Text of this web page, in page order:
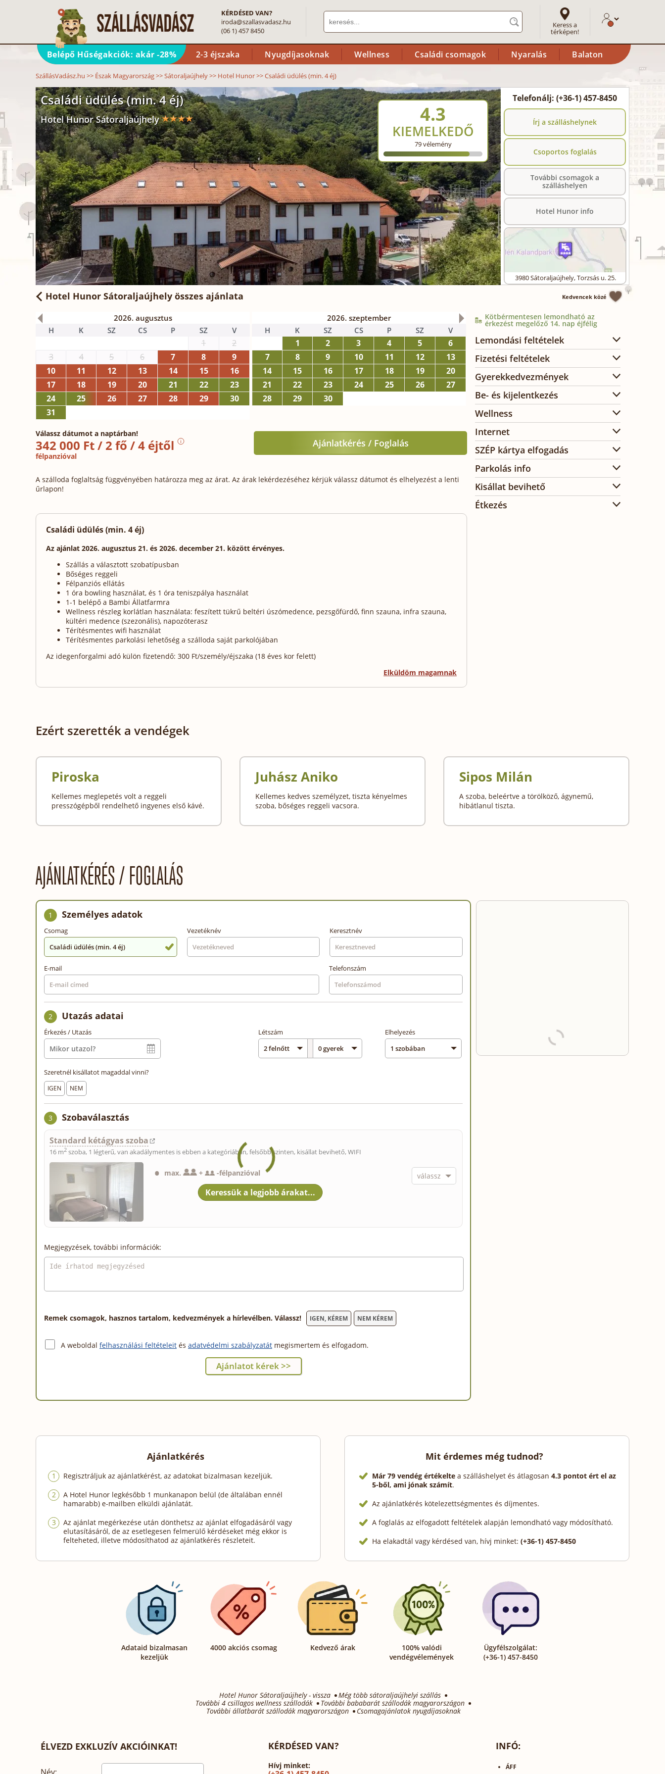
KÉRDÉSED VAN?
iroda@szallasvadasz.hu
(06 1) 457 8450
Keress a
térképen!
Belépő Hűségakciók: akár -28% 2-3 éjszaka Nyugdíjasoknak Wellness Családi csomagok Nyaralás Balaton
SzállásVadász.hu >> Észak Magyarország>>Sátoraljaújhely>> Hotel Hunor>>Családi üdülés (min. 4 éj)
Családi üdülés (min. 4 éj)
Hotel Hunor Sátoraljaújhely 4.3
KIEMELKEDŐ
79vélemény
Telefonálj: (+36-1) 457-8450
Írj a szálláshelynek
Csoportos foglalás
További csomagok a
szálláshelyen
Hotel Hunor info
3980Sátoraljaújhely,Torzsás u. 25.
Hotel Hunor Sátoraljaújhely összes ajánlata Kedvencek közé
2026. augusztus
H
K SZ CS P SZ V
1
2
3
4 5 6 7 8
9
10
11 12 13 14 15
16
17
18 19 20 21 22
23
24
25 26 27 28 29
30
31
2026. szeptember
H
K SZ CS P SZ V
1 2 3 4 5
6
7
8 9 10 11 12
13
14
15 16 17 18 19
20
21
22 23 24 25 26
27
28
29 30
2026. október
CS
5
6 7
12
13 14 15 16
19
20 21 22 23
26
27 28
Válassz dátumot a naptárban!
342 000 Ft / 2 fő / 4 éjtől
félpanzióval
Ajánlatkérés / Foglalás
A szálloda foglaltság függvényében határozza meg az árat. Az árak lekérdezéséhez kérjük válassz dátumot és elhelyezést a lenti
űrlapon!
Családi üdülés (min. 4 éj)
Az ajánlat 2026. augusztus 21. és 2026. december 21. között érvényes.
Szállás a választott szobatípusban
Bőséges reggeli
Félpanziós ellátás
1 óra bowling használat, és 1 óra teniszpálya használat
1-1 belépő a Bambi Állatfarmra
Wellness részleg korlátlan használata: feszített tükrű beltéri úszómedence, pezsgőfürdő, finn szauna, infra szauna,
kültéri medence (szezonális), napozóterasz
Térítésmentes wifi használat
Térítésmentes parkolási lehetőség a szálloda saját parkolójában
Az idegenforgalmi adó külön fizetendő: 300 Ft/személy/éjszaka (18 éves kor felett)
Elküldöm magamnak
Kötbérmentesen lemondható az
érkezést megelőző 14. nap éjfélig
Lemondási feltételek
Fizetési feltételek
Gyerekkedvezmények
Be- és kijelentkezés
Wellness
Internet
SZÉP kártya elfogadás
Parkolás info
Kisállat bevihető
Étkezés
Ezért szerették a vendégek
Piroska
Kellemes meglepetés volt a reggeli
presszógépből rendelhető ingyenes első kávé.
Juhász Aniko
Kellemes kedves személyzet, tiszta kényelmes
szoba, bőséges reggeli vacsora.
Sipos Milán
A szoba, beleértve a törölköző, ágynemű,
hibátlanul tiszta.
AJÁNLATKÉRÉS / FOGLALÁS
1 Személyes adatok
Csomag
Családi üdülés (min. 4 éj)
Vezetéknév Keresztnév
E-mail Telefonszám
2 Utazás adatai
Érkezés / Utazás Létszám Elhelyezés
Szeretnél kisállatot magaddal vinni?
IGEN NEM
3 Szobaválasztás
Standard kétágyas szoba
16 m2 szoba, 1 légterű, van akadálymentes is ebben a kategóriában, felsőbb szinten, kisállat bevihető, WIFI
max. + -félpanzióval
Megjegyzések, további információk:
Remek csomagok, hasznos tartalom, kedvezmények a hírlevélben. Válassz! IGEN, KÉREM NEM KÉREM
A weboldal felhasználási feltételeit és adatvédelmi szabályzatát megismertem és elfogadom.
Ajánlatkérés
Regisztráljuk az ajánlatkérést, az adatokat bizalmasan kezeljük.
A Hotel Hunor legkésőbb 1 munkanapon belül (de általában ennél
hamarabb) e-mailben elküldi ajánlatát.
Az ajánlat megérkezése után dönthetsz az ajánlat elfogadásáról vagy
elutasításáról, de az esetlegesen felmerülő kérdéseket még ekkor is
felteheted, illetve módosíthatod az ajánlatkérés részleteit.
Mit érdemes még tudnod?
Már 79 vendég értékelte a szálláshelyet és átlagosan 4.3 pontot ért el az
5-ből, ami jónak számít.
Az ajánlatkérés kötelezettségmentes és díjmentes.
A foglalás az elfogadott feltételek alapján lemondható vagy módosítható.
Ha elakadtál vagy kérdésed van, hívj minket: (+36-1) 457-8450
Adataid bizalmasan
kezeljük
4000 akciós csomag Kedvező árak
100% valódi
vendégvélemények
Ügyfélszolgálat:
(+36-1) 457-8450
Hotel Hunor Sátoraljaújhely - vissza
Még több sátoraljaújhelyi szállás
További 4 csillagos wellness szállodák
További bababarát szállodák magyarországon
További állatbarát szállodák magyarországon
Csomagajánlatok nyugdíjasoknak
ÉLVEZD EXKLUZÍV AKCIÓINKAT! KÉRDÉSED VAN?
Hívj minket:
INFÓ:
ÁFF